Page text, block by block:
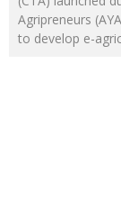
Agripreneurs
to develop e-